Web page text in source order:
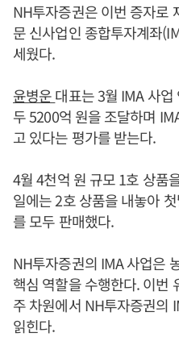
NH투자증권은 이번 증자로
문 신사업인 종합투자계좌
세웠다.
윤병운대표는 3월 IMA 사
두 5200억 원을 조달하며
고 있다는 평가를 받는다.
4월 4천억 원 규모 1호 상품
일에는 2호 상품을 내놓아
를 모두 판매했다.
NH투자증권의 IMA 사업은
핵심 역할을 수행한다. 이번
주 차원에서 NH투자증권의
읽힌다.